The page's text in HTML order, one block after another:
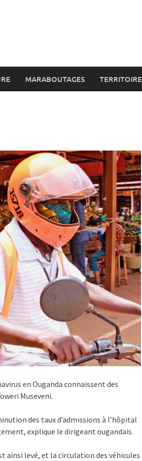
MARABOUTAGES
en Ouganda connaissent des
Museveni.
des taux d’admissions à l’hôpital
explique le dirigeant ougandais.
ainsi levé, et la circulation des véhicules